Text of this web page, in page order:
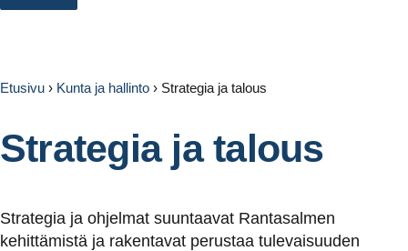
Etusivu › Kunta ja hallinto › Strategia ja talous
Strategia ja talous
Strategia ja ohjelmat suuntaavat Rantasalmen
kehittämistä ja rakentavat perustaa tulevaisuuden